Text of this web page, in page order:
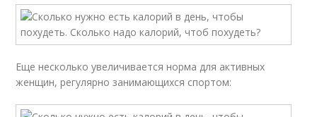
Еще несколько увеличивается норма для активных
женщин, регулярно занимающихся спортом: